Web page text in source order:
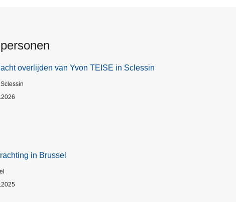
overlijden van Yvon TEISE in Sclessin
in Brussel